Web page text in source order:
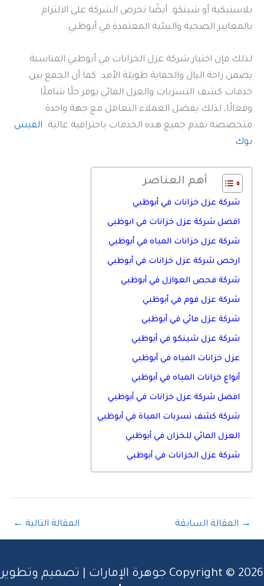
بلاستيكية أو شينكو. أيضًا تحرص الشركة على الالتزام
بالمعايير الصحية والبيئية المعتمدة في أبوظبي.
لذلك فإن اختيار شركة عزل الخزانات في أبوظبي المناسبة
يضمن راحة البال والحماية طويلة الأمد. كما أن الجمع بين
خدمات كشف التسربات والعزل المائي يوفر حلًا شاملًا
وفعالًا، لذلك يفضل العملاء التعامل مع جهة واحدة
متخصصة تقدم جميع هذه الخدمات باحترافية عالية. الفيس
بوك
أهم العناصر
شركة عزل خزانات في أبوظبي
افضل شركة عزل خزانات في ابوظبي
شركة عزل خزانات المياه في أبوظبي
ارخص شركة عزل خزانات في أبوظبي
شركة فحص العوازل في أبوظبي
شركة عزل فوم في أبوظبي
شركة عزل مائي في أبوظبي
شركة عزل شينكو في أبوظبي
عزل خزانات المياه في أبوظبي
أنواع خزانات المياه في أبوظبي
افضل شركة عزل خزانات في أبوظبي
شركة كشف تسربات المياة في أبوظبي
العزل المائي للخزان في أبوظبي
شركة عزل الخزانات في أبوظبي
→ المقالة السابقة المقالة التالية ←
Copyright © 2026 جوهرة الإمارات | تصميم وتطوير